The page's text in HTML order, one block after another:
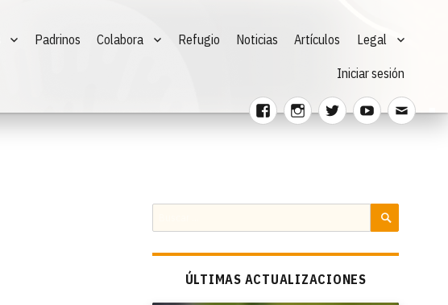
FacebookInstagram
TwitterYoutubeCorreo
Padrinos Colabora Refugio Noticias Artículos Legal
Iniciar sesión
por:
ÚLTIMAS ACTUALIZACIONES